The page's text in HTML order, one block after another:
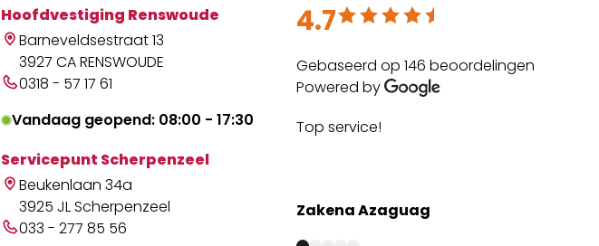
Hoofdvestiging Renswoude
Barneveldsestraat 13
3927 CA RENSWOUDE
0318 - 57 17 61
Vandaag geopend: 08:00 - 17:30
Servicepunt Scherpenzeel
Beukenlaan 34a
3925 JL Scherpenzeel
033 - 277 85 56
4.7
Beoordeeld met 4.7 uit 5
Gebaseerd op 146 beoordelingen
Powered by
Top service!
Zakena Azaguag